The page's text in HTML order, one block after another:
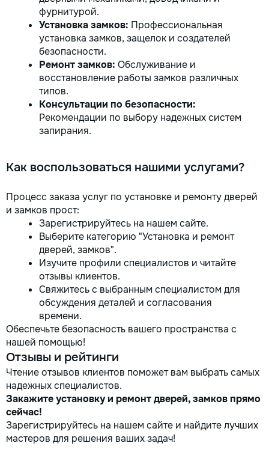
фурнитурой.
Установка замков: Профессиональная
установка замков, защелок и создателей
безопасности.
Ремонт замков: Обслуживание и
восстановление работы замков различных
типов.
Консультации по безопасности:
Рекомендации по выбору надежных систем
запирания.
Как воспользоваться нашими услугами?
Процесс заказа услуг по установке и ремонту дверей
и замков прост:
Зарегистрируйтесь на нашем сайте.
Выберите категорию "Установка и ремонт
дверей, замков".
Изучите профили специалистов и читайте
отзывы клиентов.
Свяжитесь с выбранным специалистом для
обсуждения деталей и согласования
времени.
Обеспечьте безопасность вашего пространства с
нашей помощью!
Отзывы и рейтинги
Чтение отзывов клиентов поможет вам выбрать самых
надежных специалистов.
Закажите установку и ремонт дверей, замков прямо
сейчас!
Зарегистрируйтесь на нашем сайте и найдите лучших
мастеров для решения ваших задач!